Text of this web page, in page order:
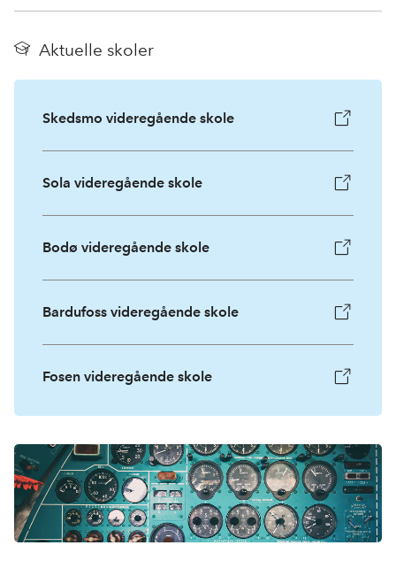
Aktuelle skoler
Skedsmo videregående skole
Sola videregående skole
Bodø videregående skole
Bardufoss videregående skole
Fosen videregående skole